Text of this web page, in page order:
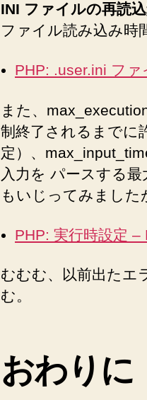
INI ファイルの再読
ファイル読み込み時
PHP: .user.ini フ
また、
制終了されるまでに
定）、
入力を パースする最
もいじってみました
PHP: 実行時設定 –
むむむ、以前出たエ
む。
おわりに